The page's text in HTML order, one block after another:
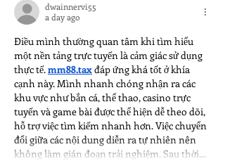
is yours.
dwainnervi55
a day ago
Điều mình thường quan tâm khi tìm hiểu
một nền tảng trực tuyến là cảm giác sử dụng
thực tế. mm88.tax đáp ứng khá tốt ở khía
cạnh này. Mình nhanh chóng nhận ra các
khu vực như bắn cá, thể thao, casino trực
tuyến và game bài được thể hiện dễ theo dõi,
hỗ trợ việc tìm kiếm nhanh hơn. Việc chuyển
đổi giữa các nội dung diễn ra tự nhiên nên
không làm gián đoạn trải nghiệm. Sau thời…